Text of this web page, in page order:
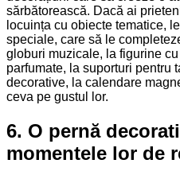
sărbătorească. Dacă ai
locuința cu obiecte tematice,
speciale, care să le
globuri muzicale, la figurine
parfumate, la suporturi pentru
decorative, la calendare
ceva pe gustul lor.
6. O pernă
momentele lor de